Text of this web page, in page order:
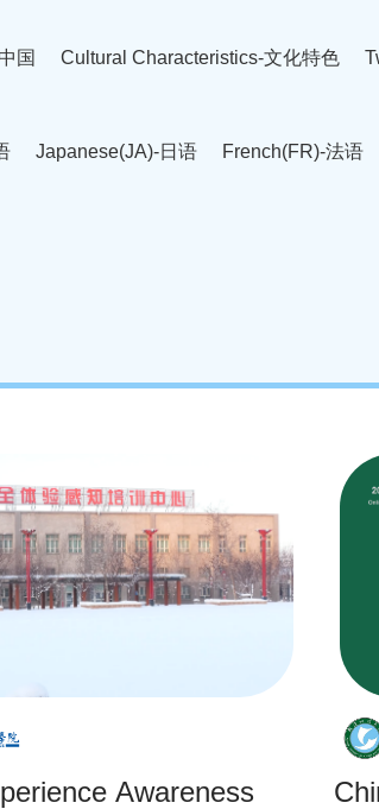
国 Cultural Characteristics-文化特色
Japanese(JA)-日语 French(FR)-法语
Awareness